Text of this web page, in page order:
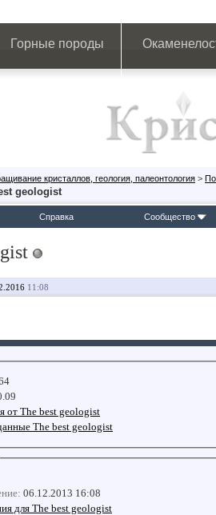
Горные породы
кристаллов, геология, палеонтология >
geologist
Справка Сообщество
11:08
от The best geologist
The best geologist
06.12.2013 16:08
для The best geologist